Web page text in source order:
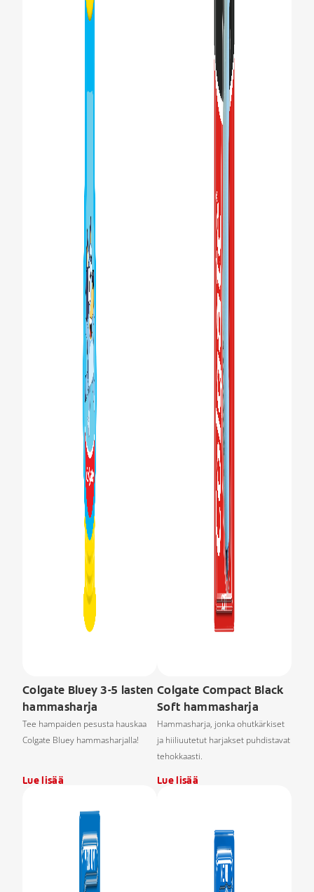
Colgate Bluey 3-5 lasten
hammasharja
Tee hampaiden pesusta hauskaa
Colgate Bluey hammasharjalla!
Lue lisää
Colgate Compact Black
Soft hammasharja
Hammasharja, jonka ohutkärkiset
ja hiiliuutetut harjakset puhdistavat
tehokkaasti.
Lue lisää